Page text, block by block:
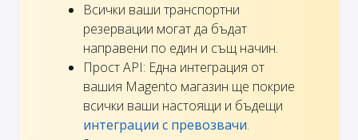
Всички ваши транспортни
резервации могат да бъдат
направени по един и същ начин.
Прост API: Една интеграция от
вашия Magento магазин ще покрие
всички ваши настоящи и бъдещи
интеграции с превозвачи.